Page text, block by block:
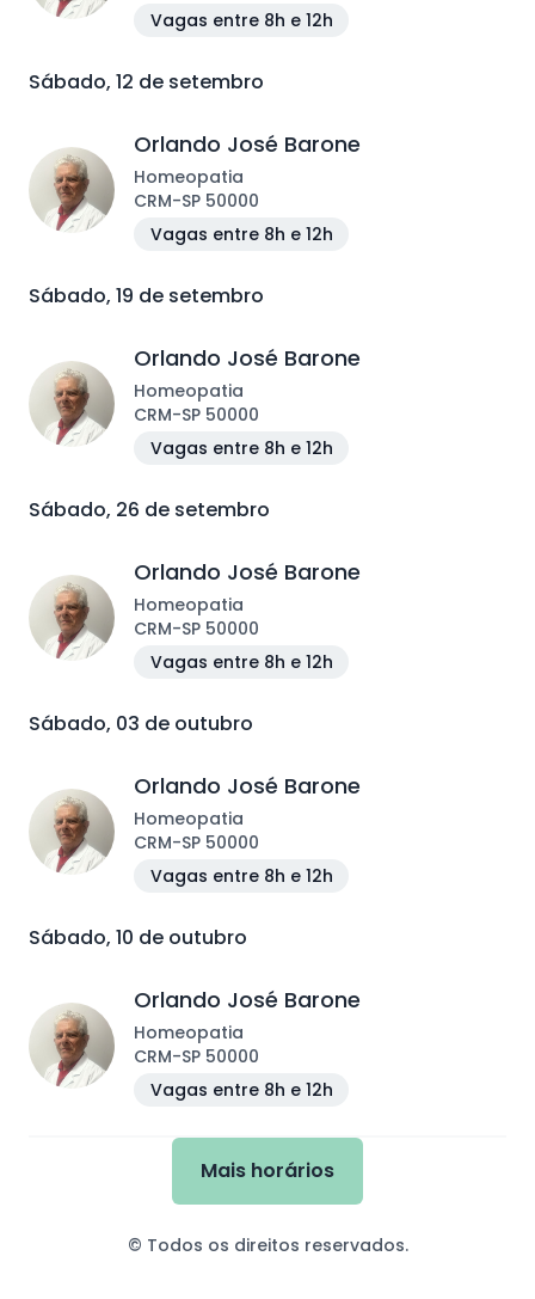
Vagas entre 8h e 12h
Sábado, 12 de setembro
Orlando José Barone
Homeopatia
CRM-SP 50000
Vagas entre 8h e 12h
Sábado, 19 de setembro
Orlando José Barone
Homeopatia
CRM-SP 50000
Vagas entre 8h e 12h
Sábado, 26 de setembro
Orlando José Barone
Homeopatia
CRM-SP 50000
Vagas entre 8h e 12h
Sábado, 03 de outubro
Orlando José Barone
Homeopatia
CRM-SP 50000
Vagas entre 8h e 12h
Sábado, 10 de outubro
Orlando José Barone
Homeopatia
CRM-SP 50000
Vagas entre 8h e 12h
Mais horários
© Todos os direitos reservados.